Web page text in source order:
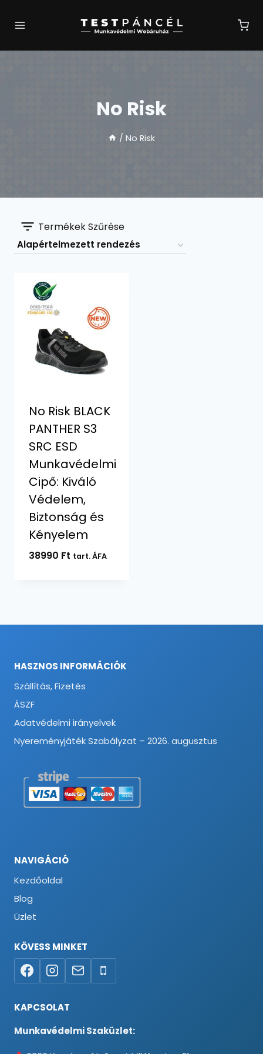
No Risk
/ No Risk
Termékek Szűrése
No Risk BLACK
PANTHER S3
SRC ESD
Munkavédelmi
Cipő: Kiváló
Védelem,
Biztonság és
Kényelem
38990 Ft tart. ÁFA
HASZNOS INFORMÁCIÓK
Szállítás, Fizetés
ÁSZF
Adatvédelmi irányelvek
Nyereményjáték Szabályzat – 2026. augusztus
NAVIGÁCIÓ
Kezdőoldal
Blog
Üzlet
KÖVESS MINKET
KAPCSOLAT
Munkavédelmi Szaküzlet: